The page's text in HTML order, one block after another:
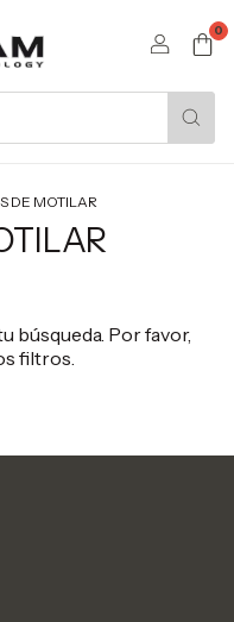
0
DE MOTILAR
búsqueda. Por favor,
filtros.